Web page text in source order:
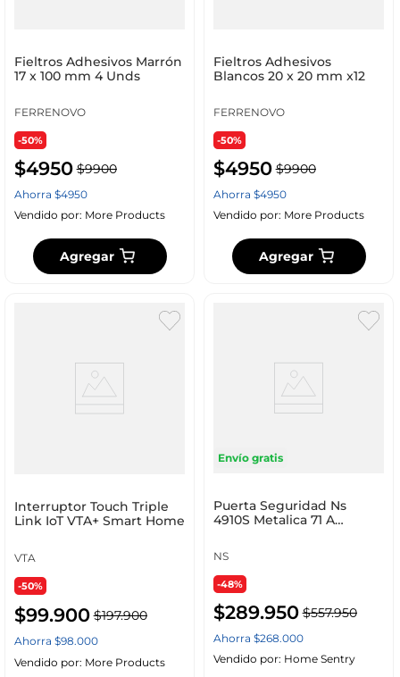
Fieltros Adhesivos Marrón
17 x 100 mm 4 Unds
FERRENOVO
-50%
$4950 $9900
Ahorra $4950
Vendido por: More Products
Agregar
Fieltros Adhesivos
Blancos 20 x 20 mm x12
FERRENOVO
-50%
$4950 $9900
Ahorra $4950
Vendido por: More Products
Agregar
Interruptor Touch Triple
Link IoT VTA+ Smart Home
VTA
-50%
$99.900 $197.900
Ahorra $98.000
Vendido por: More Products
Envío gratis
Puerta Seguridad Ns
4910S Metalica 71 A
NS
-48%
$289.950 $557.950
Ahorra $268.000
Vendido por: Home Sentry